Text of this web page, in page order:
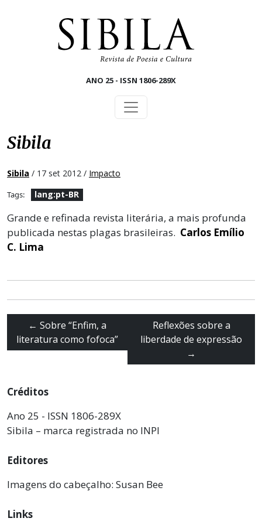
ANO 25 - ISSN 1806-289X
Sibila
Sibila / 17 set 2012 / Impacto
Tags: lang:pt-BR
Grande e refinada revista literária, a mais profunda
publicada nestas plagas brasileiras. Carlos Emílio
C. Lima
← Sobre “Enfim, a
literatura como fofoca”
Reflexões sobre a
liberdade de expressão
→
Créditos
Ano 25 - ISSN 1806-289X
Sibila – marca registrada no INPI
Editores
Imagens do cabeçalho: Susan Bee
Links